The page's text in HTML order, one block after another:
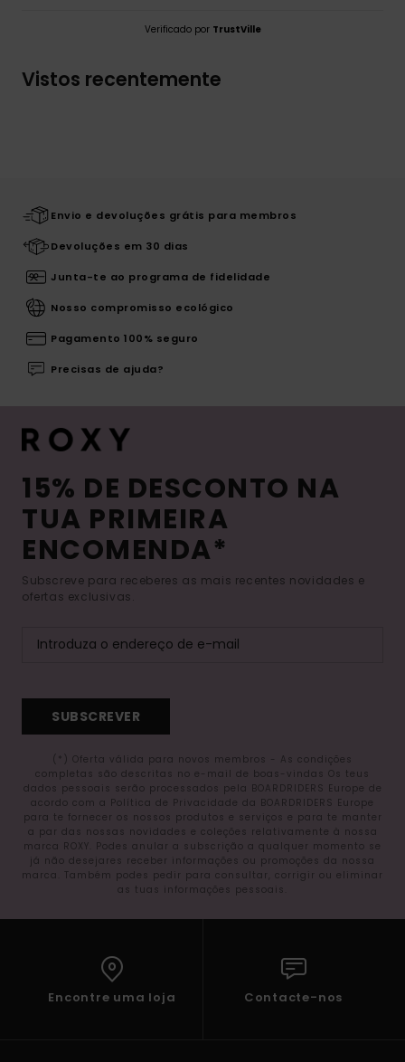
Verificado por TrustVille
Vistos recentemente
Envio e devoluções grátis para membros
Devoluções em 30 dias
Junta-te ao programa de fidelidade
Nosso compromisso ecológico
Pagamento 100% seguro
Precisas de ajuda?
15% DE DESCONTO NA
TUA PRIMEIRA
ENCOMENDA*
Subscreve para receberes as mais recentes novidades e
ofertas exclusivas.
SUBSCREVER
(*) Oferta válida para novos membros - As condições
completas são descritas no e-mail de boas-vindas Os teus
dados pessoais serão processados pela BOARDRIDERS Europe de
acordo com a Política de Privacidade da BOARDRIDERS Europe
para te fornecer os nossos produtos e serviços e para te manter
a par das nossas novidades e coleções relativamente à nossa
marca ROXY. Podes anular a subscrição a qualquer momento se
já não desejares receber informações ou promoções da nossa
marca. Também podes pedir para consultar, corrigir ou eliminar
as tuas informações pessoais.
Encontre uma loja Contacte-nos